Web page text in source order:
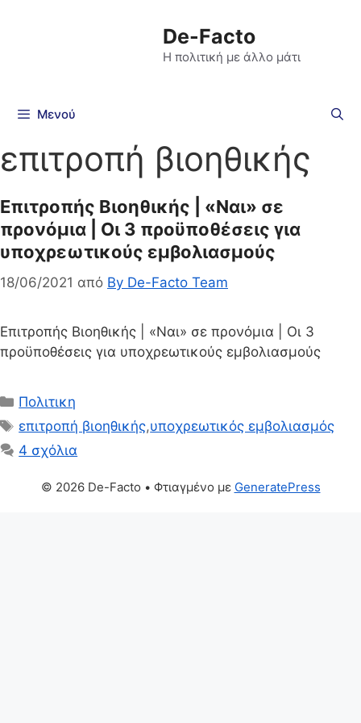
De-Facto
Η πολιτική με άλλο μάτι
Μενού
επιτροπή βιοηθικής
Επιτροπής Βιοηθικής | «Ναι» σε
προνόμια | Οι 3 προϋποθέσεις για
υποχρεωτικούς εμβολιασμούς
18/06/2021 από By De-Facto Team
Επιτροπής Βιοηθικής | «Ναι» σε προνόμια | Οι 3
προϋποθέσεις για υποχρεωτικούς εμβολιασμούς
Κατηγορίες
Πολιτικη
Ετικέτες
επιτροπή βιοηθικής,υποχρεωτικός εμβολιασμός
4 σχόλια
© 2026 De-Facto • Φτιαγμένο με GeneratePress